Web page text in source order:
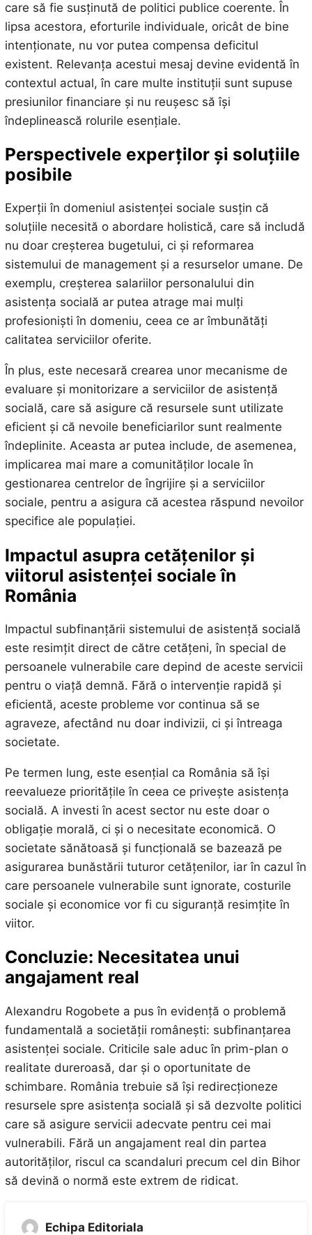
care să fie susținută de politici publice coerente. În
lipsa acestora, eforturile individuale, oricât de bine
intenționate, nu vor putea compensa deficitul
existent. Relevanța acestui mesaj devine evidentă în
contextul actual, în care multe instituții sunt supuse
presiunilor financiare și nu reușesc să își
îndeplinească rolurile esențiale.
Perspectivele experților și soluțiile
posibile
Experții în domeniul asistenței sociale susțin că
soluțiile necesită o abordare holistică, care să includă
nu doar creșterea bugetului, ci și reformarea
sistemului de management și a resurselor umane. De
exemplu, creșterea salariilor personalului din
asistența socială ar putea atrage mai mulți
profesioniști în domeniu, ceea ce ar îmbunătăți
calitatea serviciilor oferite.
În plus, este necesară crearea unor mecanisme de
evaluare și monitorizare a serviciilor de asistență
socială, care să asigure că resursele sunt utilizate
eficient și că nevoile beneficiarilor sunt realmente
îndeplinite. Aceasta ar putea include, de asemenea,
implicarea mai mare a comunităților locale în
gestionarea centrelor de îngrijire și a serviciilor
sociale, pentru a asigura că acestea răspund nevoilor
specifice ale populației.
Impactul asupra cetățenilor și
viitorul asistenței sociale în
România
Impactul subfinanțării sistemului de asistență socială
este resimțit direct de către cetățeni, în special de
persoanele vulnerabile care depind de aceste servicii
pentru o viață demnă. Fără o intervenție rapidă și
eficientă, aceste probleme vor continua să se
agraveze, afectând nu doar indivizii, ci și întreaga
societate.
Pe termen lung, este esențial ca România să își
reevalueze prioritățile în ceea ce privește asistența
socială. A investi în acest sector nu este doar o
obligație morală, ci și o necesitate economică. O
societate sănătoasă și funcțională se bazează pe
asigurarea bunăstării tuturor cetățenilor, iar în cazul în
care persoanele vulnerabile sunt ignorate, costurile
sociale și economice vor fi cu siguranță resimțite în
viitor.
Concluzie: Necesitatea unui
angajament real
Alexandru Rogobete a pus în evidență o problemă
fundamentală a societății românești: subfinanțarea
asistenței sociale. Criticile sale aduc în prim-plan o
realitate dureroasă, dar și o oportunitate de
schimbare. România trebuie să își redirecționeze
resursele spre asistența socială și să dezvolte politici
care să asigure servicii adecvate pentru cei mai
vulnerabili. Fără un angajament real din partea
autorităților, riscul ca scandaluri precum cel din Bihor
să devină o normă este extrem de ridicat.
Echipa Editoriala